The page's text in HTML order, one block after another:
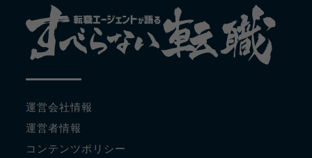
運営会社情報
運営者情報
コンテンツポリシー